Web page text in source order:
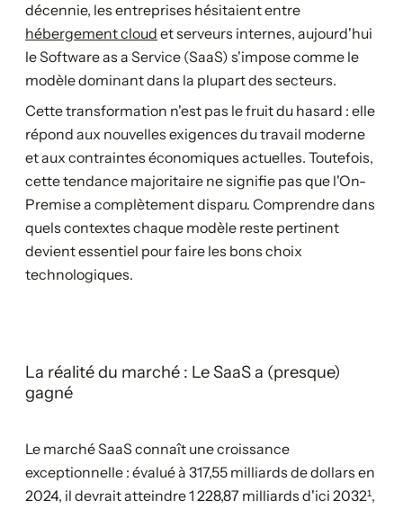
décennie, les entreprises hésitaient entre
hébergement cloud et serveurs internes, aujourd'hui
le Software as a Service (SaaS) s'impose comme le
modèle dominant dans la plupart des secteurs.
Cette transformation n'est pas le fruit du hasard : elle
répond aux nouvelles exigences du travail moderne
et aux contraintes économiques actuelles. Toutefois,
cette tendance majoritaire ne signifie pas que l'On-
Premise a complètement disparu. Comprendre dans
quels contextes chaque modèle reste pertinent
devient essentiel pour faire les bons choix
technologiques.
La réalité du marché : Le SaaS a (presque)
gagné
Le marché SaaS connaît une croissance
exceptionnelle : évalué à 317,55 milliards de dollars en
2024, il devrait atteindre 1 228,87 milliards d'ici 2032¹,